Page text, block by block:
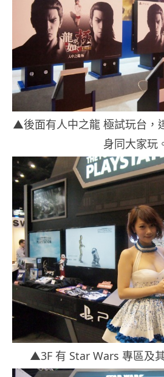
▲後面有人中之龍 極試玩台，
身同大家玩
▲3F 有 Star Wars 專區及